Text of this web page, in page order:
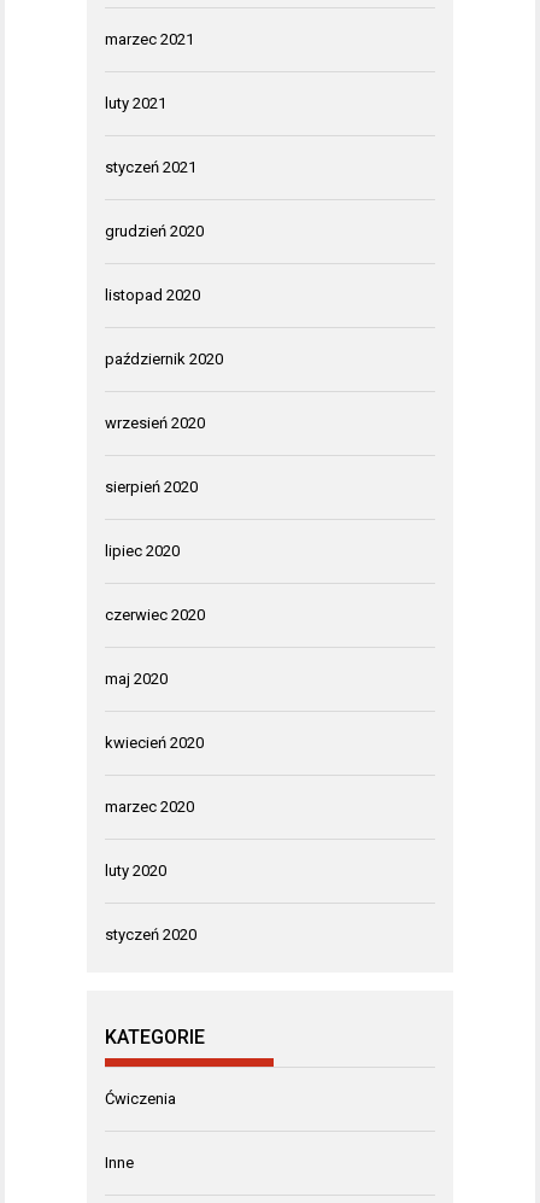
marzec 2021
luty 2021
styczeń 2021
grudzień 2020
listopad 2020
październik 2020
wrzesień 2020
sierpień 2020
lipiec 2020
czerwiec 2020
maj 2020
kwiecień 2020
marzec 2020
luty 2020
styczeń 2020
KATEGORIE
Ćwiczenia
Inne